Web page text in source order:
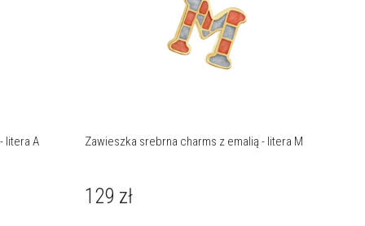
litera A Zawieszka srebrna charms z emalią - litera M
129 zł